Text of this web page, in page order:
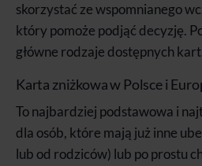
skorzystać ze wspomnianego
który pomoże podjąć decyzję.
główne rodzaje dostępnych
Karta zniżkowa w Polsce i
To najbardziej podstawowa i
dla osób, które mają już inne
lub od rodziców) lub po prostu